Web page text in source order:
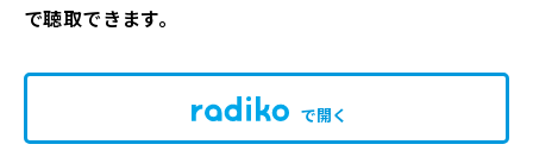
で聴取できます。
で開く